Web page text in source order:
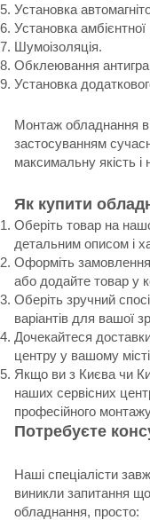
Установка
Установка амбієнтної
Шумоізоляція.
Обклеювання
Установка
Монтаж обладнання
застосуванням
максимальну якість і
Як купити
Оберіть товар на
детальним описом і
Оформіть
або додайте товар у
Оберіть зручний
варіантів для вашої
Дочекайтеся
центру у вашому
Якщо ви з Києва чи
наших сервісних
професійного
Потребуєте
Наші спеціалісти
виникли запитання
обладнання, просто: